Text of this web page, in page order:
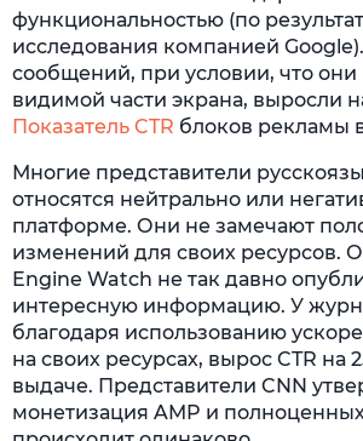
функциональностью (по
исследования компанией
сообщений, при условии, что они
видимой части экрана, выросли
Показатель CTR блоков рекламы
Многие представители
относятся нейтрально или
платформе. Они не замечают
изменений для своих ресурсов.
Engine Watch не так давно
интересную информацию. У
благодаря использованию
на своих ресурсах, вырос CTR на
выдаче. Представители CNN
монетизация AMP и